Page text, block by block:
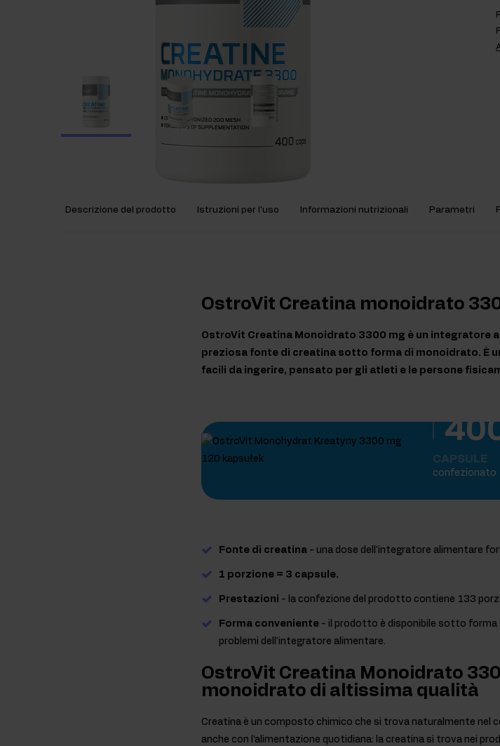
Descrizione del prodotto Istruzioni per l'uso Informazioni nutrizionali Parametri
OstroVit Creatina monoidrato
OstroVit Creatina Monoidrato 3300 mg è un integratore
preziosa fonte di creatina sotto forma di monoidrato. È
facili da ingerire, pensato per gli atleti e le persone
CAPSULE
confezionato
Fonte di creatina - una dose dell'integratore alimentare
1 porzione = 3 capsule.
Prestazioni - la confezione del prodotto contiene 133
Forma conveniente - il prodotto è disponibile sotto forma
problemi dell'integratore alimentare.
OstroVit Creatina Monoidrato
monoidrato di altissima qualità
Creatina è un composto chimico che si trova naturalmente nel
anche con l'alimentazione quotidiana: la creatina si trova nei